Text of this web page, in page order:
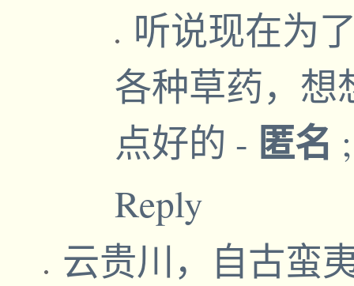
听说现在为
各种草药，想
点好的 - 匿名
Reply
云贵川，自古蛮